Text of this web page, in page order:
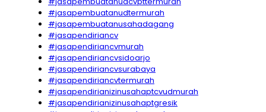
#jasapembuatanudtermurah
#jasapembuatanusahadagang
#jasapendiriancv
#jasapendiriancvmurah
#jasapendiriancvsidoarjo
#jasapendiriancvsurabaya
#jasapendiriancvtermurah
#jasapendirianizinusahaptcvudmurah
#jasapendirianizinusahaptgresik